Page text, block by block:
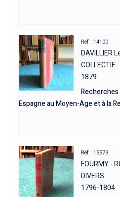
Réf : 14100
DAVILLIER
COLLECTIF
1879
Espagne au Moyen-Age et à la
Réf : 15573
FOURMY -
DIVERS
1796-1804